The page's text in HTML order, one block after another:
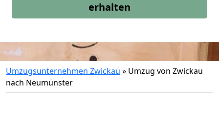
erhalten
Umzugsunternehmen Zwickau » Umzug von Zwickau
nach Neumünster